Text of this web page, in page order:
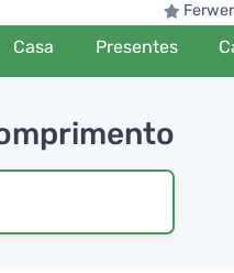
Casa Presentes